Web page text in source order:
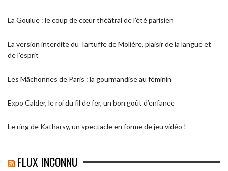
La Goulue : le coup de cœur théâtral de l’été parisien
La version interdite du Tartuffe de Molière, plaisir de la langue et
de l’esprit
Les Mâchonnes de Paris : la gourmandise au féminin
Expo Calder, le roi du fil de fer, un bon goût d’enfance
Le ring de Katharsy, un spectacle en forme de jeu vidéo !
FLUX INCONNU